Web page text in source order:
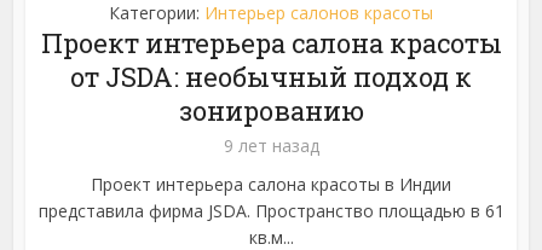
Категории: Интерьер салонов красоты
Проект интерьера салона красоты
от JSDA: необычный подход к
зонированию
9 лет назад
Проект интерьера салона красоты в Индии
представила фирма JSDA. Пространство площадью в 61
кв.м...